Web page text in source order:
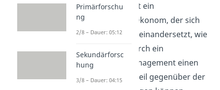
Michael Porter
ist ein
amerikanischer Ökonom, der sich
mit der Frage auseinandersetzt, wie
Unternehmen durch ein
strategisches Management einen
Wettbewerbsvorteil gegenüber der
Primärforschu
ng
2/8 – Dauer: 05:12
Sekundärforsc
hung
3/8 – Dauer: 04:15